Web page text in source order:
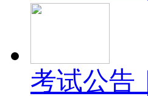
考试公告